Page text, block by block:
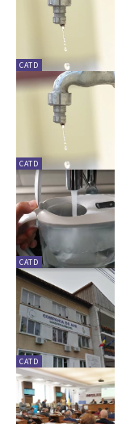
CATD
CATD
CATD
CATD